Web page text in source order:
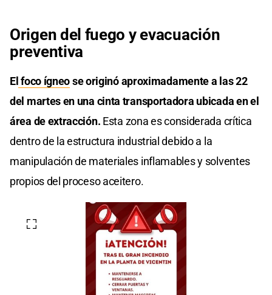
Origen del fuego y evacuación
preventiva
Elfoco ígneose originó aproximadamente a las 22
del martes en una cinta transportadora ubicada en el
área de extracción. Esta zona es considerada crítica
dentro de la estructura industrial debido a la
manipulación de materiales inflamables y solventes
propios del proceso aceitero.